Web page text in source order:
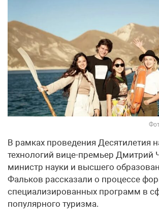
В рамках проведения Десятилетия
технологий вице-премьер Дмитрий
министр науки и высшего
Фальков рассказали о процессе
специализированных программ в
популярного туризма.